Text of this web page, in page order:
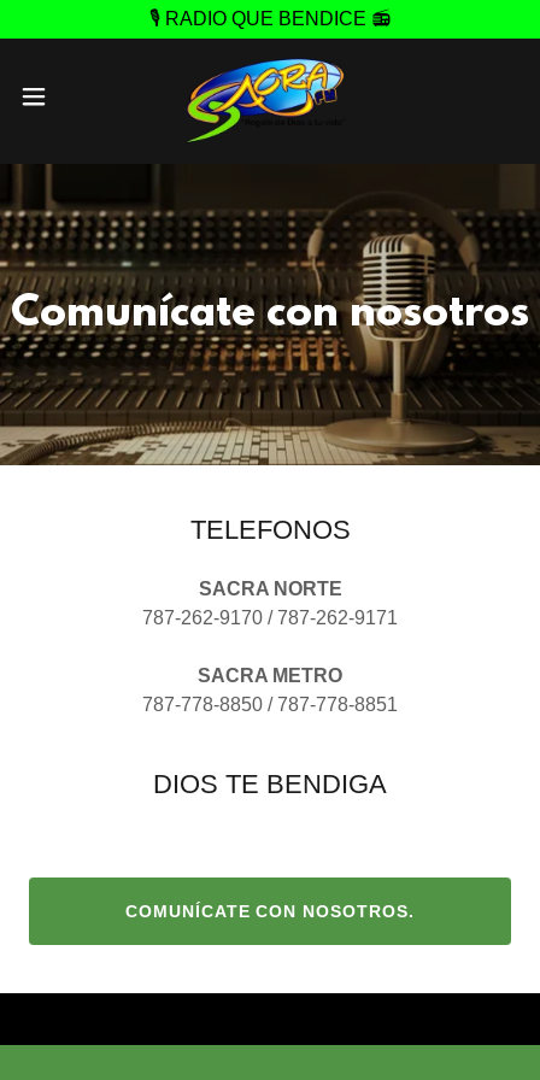
🎙 RADIO QUE BENDICE 📻
Comunícate con nosotros
TELEFONOS
SACRA NORTE
787-262-9170 / 787-262-9171
SACRA METRO
787-778-8850 / 787-778-8851
DIOS TE BENDIGA
COMUNÍCATE CON NOSOTROS.